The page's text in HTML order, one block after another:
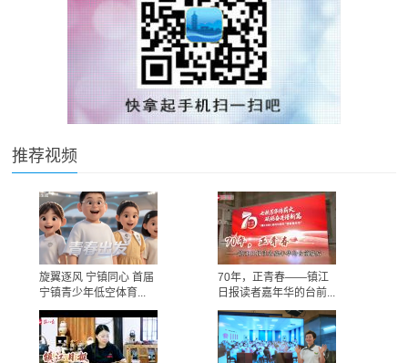
推荐视频
旋翼逐风 宁镇同心 首届
宁镇青少年低空体育...
70年，正青春——镇江
日报读者嘉年华的台前...